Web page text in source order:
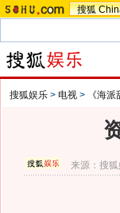
搜狐
搜狐娱乐 > 电视 > 《海派
来源：搜